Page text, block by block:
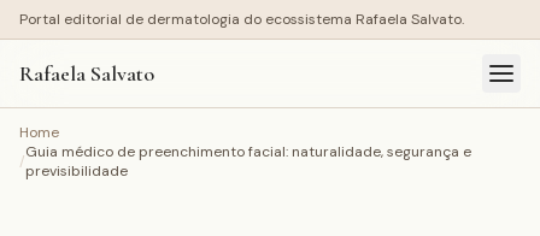
Portal editorial de dermatologia do ecossistema Rafaela Salvato.
Rafaela Salvato
Home
/Guia médico de preenchimento facial: naturalidade, segurança e
previsibilidade